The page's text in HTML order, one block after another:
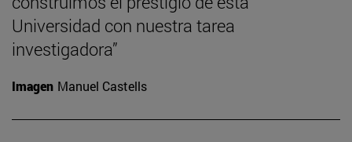
Universidad con nuestra tarea
investigadora”
Imagen Manuel Castells